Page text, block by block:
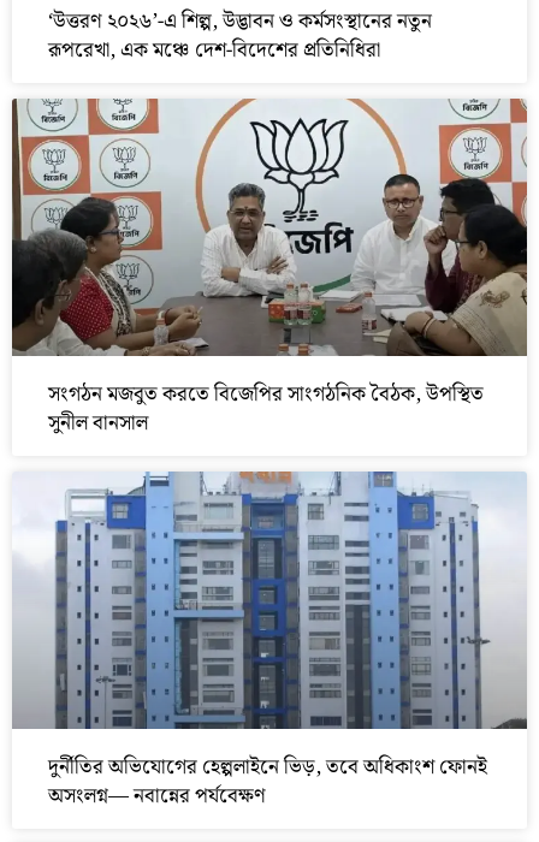
‘উত্তরণ ২০২৬’-এ শিল্প, উদ্ভাবন ও কর্মসংস্থানের নতুন
রূপরেখা, এক মঞ্চে দেশ-বিদেশের প্রতিনিধিরা
সংগঠন মজবুত করতে বিজেপির সাংগঠনিক বৈঠক, উপস্থিত
সুনীল বানসাল
দুর্নীতির অভিযোগের হেল্পলাইনে ভিড়, তবে অধিকাংশ ফোনই
অসংলগ্ন— নবান্নের পর্যবেক্ষণ